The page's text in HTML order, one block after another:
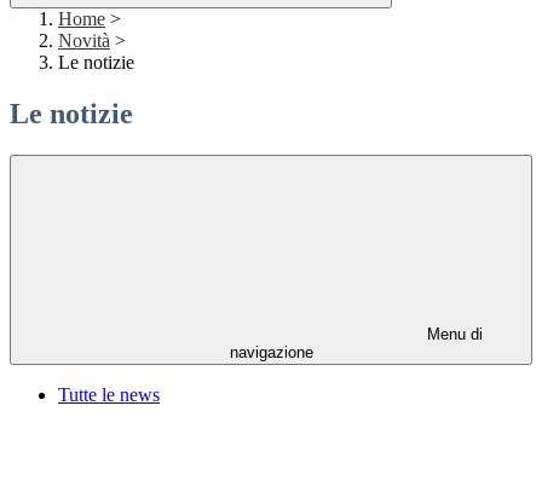
Home >
Novità >
Le notizie
Le notizie
Menu di
navigazione
Tutte le news